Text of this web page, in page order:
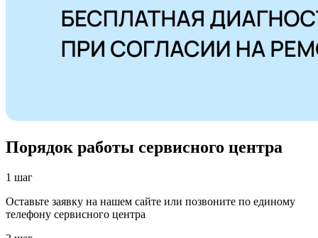
Порядок работы сервисного центра
1 шаг
Оставьте заявку на нашем сайте или позвоните по единому
телефону сервисного центра